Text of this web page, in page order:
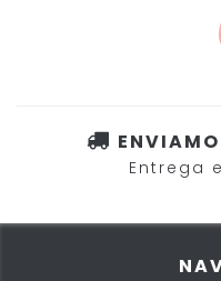
Entrega